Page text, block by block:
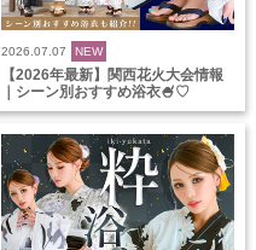
2026.07.07 NEW
【2026年最新】関西花火大会情報
｜シーン別おすすめ浴衣🍧♡